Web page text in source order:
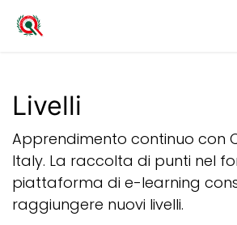
Livelli
Apprendimento continuo con
Italy. La raccolta di punti nel
piattaforma di e-learning
raggiungere nuovi livelli.